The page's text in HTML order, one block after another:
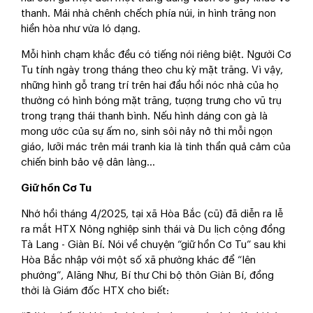
thanh. Mái nhà chênh chếch phía núi, in hình trăng non
hiền hòa như vừa ló dạng.
Mỗi hình chạm khắc đều có tiếng nói riêng biệt. Người Cơ
Tu tính ngày trong tháng theo chu kỳ mặt trăng. Vì vậy,
những hình gỗ trang trí trên hai đầu hồi nóc nhà của họ
thường có hình bóng mặt trăng, tượng trưng cho vũ trụ
trong trạng thái thanh bình. Nếu hình dáng con gà là
mong ước của sự ấm no, sinh sôi nảy nở thi mỗi ngọn
giáo, lưỡi mác trên mái tranh kia là tinh thần quả cảm của
chiến binh bảo vệ dân làng…
Giữ hồn Cơ Tu
Nhớ hồi tháng 4/2025, tại xã Hòa Bắc (cũ) đã diễn ra lễ
ra mắt HTX Nông nghiệp sinh thái và Du lịch cộng đồng
Tà Lang - Giàn Bí. Nói về chuyện “giữ hồn Cơ Tu” sau khi
Hòa Bắc nhập với một số xã phường khác để “lên
phường”, Alăng Như, Bí thư Chi bộ thôn Giàn Bí, đồng
thời là Giám đốc HTX cho biết: